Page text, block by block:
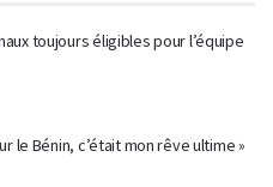
toujours éligibles pour l’équipe
le Bénin, c’était mon rêve ultime »